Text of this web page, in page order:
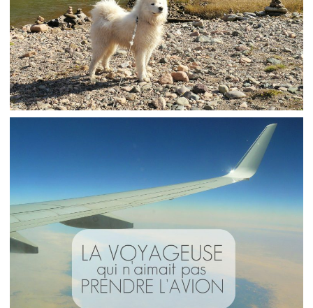
ÉLUCUBRATIONS // QUE FAIRE DE SON ANIMAL
Réflexions